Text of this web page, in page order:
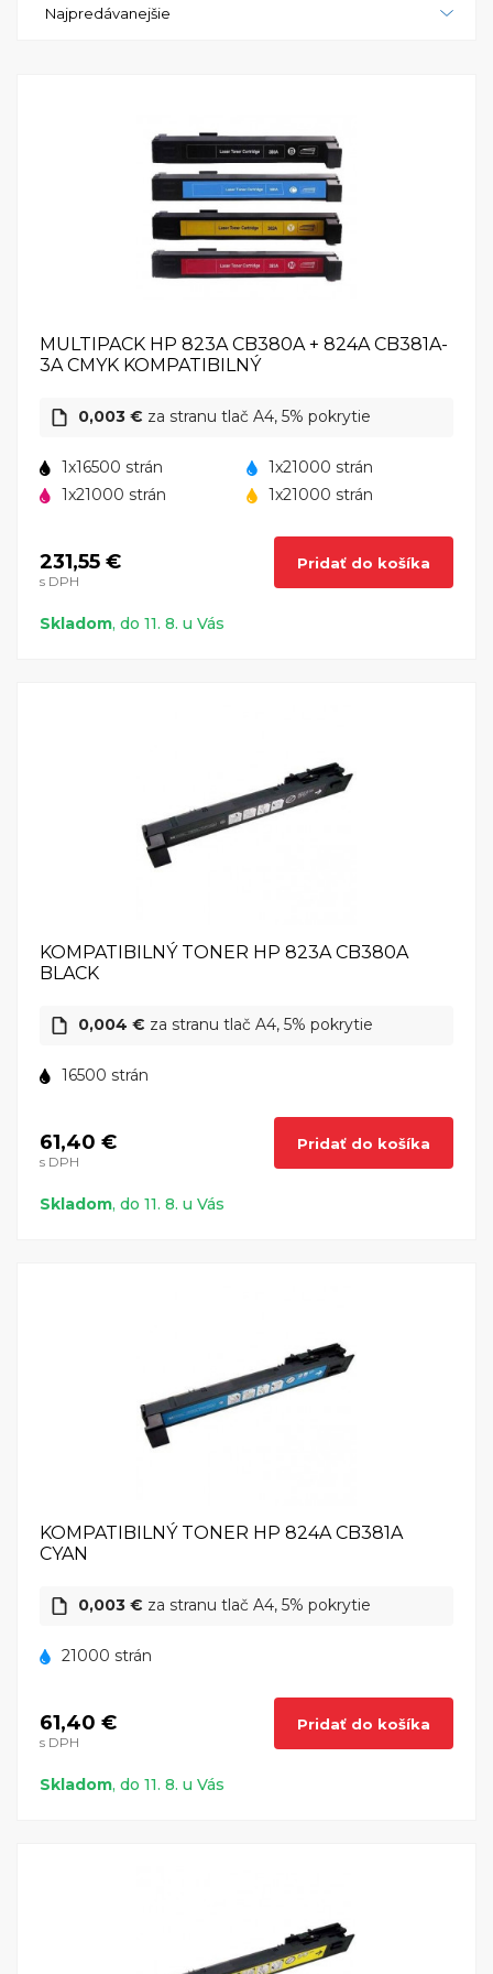
nových užívateľov, čím znižuje čas potrebný na
tlačiareň pre každodenné potreby tlače. Svojou
schopnosťou tlače vo vysokom rozlíšení a vysokou
kapacitou papiera, táto tlačiareň je ideálnym
riešením pre firemné prostredie, ktoré si cení výkon
a kvalitu tlače. HP Color LaserJet CP6015de je
skutočne neoceniteľným nástrojom pre efektívnu a
Najpredávanejšie
MULTIPACK HP 823A CB380A + 824A CB381A-
3A CMYK KOMPATIBILNÝ
0,003 € za stranu tlač A4, 5% pokrytie
1x16500 strán
1x21000 strán
1x21000 strán
1x21000 strán
231,55 €
s DPH
Pridať do košíka
Skladom, do 11. 8. u Vás
KOMPATIBILNÝ TONER HP 823A CB380A
BLACK
0,004 € za stranu tlač A4, 5% pokrytie
16500 strán
61,40 €
s DPH
Pridať do košíka
Skladom, do 11. 8. u Vás
KOMPATIBILNÝ TONER HP 824A CB381A
CYAN
0,003 € za stranu tlač A4, 5% pokrytie
21000 strán
61,40 €
s DPH
Pridať do košíka
Skladom, do 11. 8. u Vás